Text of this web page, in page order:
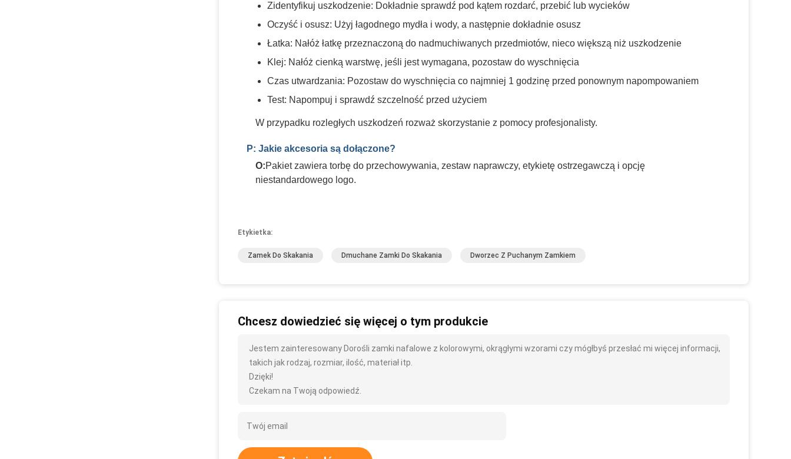
Zidentyfikuj uszkodzenie: Dokładnie sprawdź pod kątem rozdarć, przebić lub wycieków
Oczyść i osusz: Użyj łagodnego mydła i wody, a następnie dokładnie osusz
Łatka: Nałóż łatkę przeznaczoną do nadmuchiwanych przedmiotów, nieco większą niż uszkodzenie
Klej: Nałóż cienką warstwę, jeśli jest wymagana, pozostaw do wyschnięcia
Czas utwardzania: Pozostaw do wyschnięcia co najmniej 1 godzinę przed ponownym napompowaniem
Test: Napompuj i sprawdź szczelność przed użyciem
W przypadku rozległych uszkodzeń rozważ skorzystanie z pomocy profesjonalisty.
P: Jakie akcesoria są dołączone?
O:Pakiet zawiera torbę do przechowywania, zestaw naprawczy, etykietę ostrzegawczą i opcję
niestandardowego logo.
Etykietka:
Zamek Do Skakania Dmuchane Zamki Do Skakania Dworzec Z Puchanym Zamkiem
Chcesz dowiedzieć się więcej o tym produkcie
Jestem zainteresowany Dorośli zamki nafalowe z kolorowymi, okrągłymi wzorami czy mógłbyś przesłać mi więcej informacji,
takich jak rodzaj, rozmiar, ilość, materiał itp.
Dzięki!
Czekam na Twoją odpowiedź.